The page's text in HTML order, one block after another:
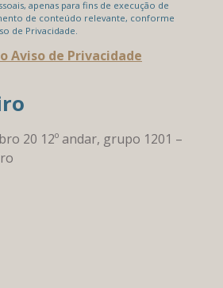
apenas para fins de execução de
de conteúdo relevante, conforme
de Privacidade.
Aviso de Privacidade
20 12º andar, grupo 1201 –